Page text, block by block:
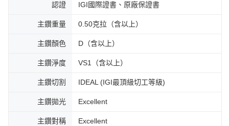
認證 IGI國際證書、原廠保證書
主鑽重量 0.50克拉（含以上）
主鑽顏色 D（含以上）
主鑽淨度 VS1（含以上）
主鑽切割 IDEAL (IGI最頂級切工等級)
主鑽拋光 Excellent
主鑽對稱 Excellent